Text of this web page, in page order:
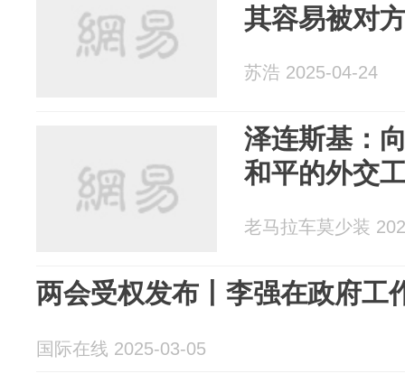
其容易被对
苏浩 2025-04-24
泽连斯基：
和平的外交
老马拉车莫少装
两会受权发布丨李强在政府工
国际在线 2025-03-05